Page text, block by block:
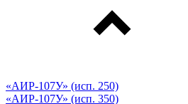
«АИР-107У» (исп. 250)
«АИР-107У» (исп. 350)